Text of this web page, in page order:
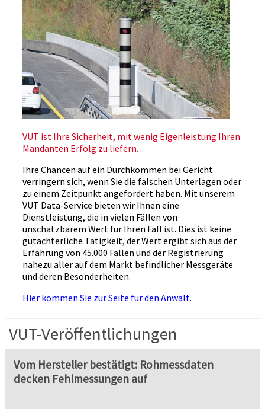
VUT ist Ihre Sicherheit, mit wenig Eigenleistung Ihren
Mandanten Erfolg zu liefern.
Ihre Chancen auf ein Durchkommen bei Gericht
verringern sich, wenn Sie die falschen Unterlagen oder
zu einem Zeitpunkt angefordert haben. Mit unserem
VUT Data-Service bieten wir Ihnen eine
Dienstleistung, die in vielen Fällen von
unschätzbarem Wert für Ihren Fall ist. Dies ist keine
gutachterliche Tätigkeit, der Wert ergibt sich aus der
Erfahrung von 45.000 Fällen und der Registrierung
nahezu aller auf dem Markt befindlicher Messgeräte
und deren Besonderheiten.
Hier kommen Sie zur Seite für den Anwalt.
VUT-Veröffentlichungen
Vom Hersteller bestätigt: Rohmessdaten
decken Fehlmessungen auf